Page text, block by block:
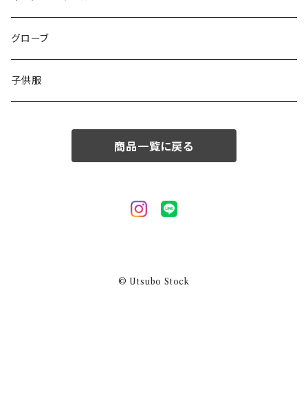
50/XL～
48/L
50/XL～
46/M
48/L
グローブ
子供服
商品一覧に戻る
© Utsubo Stock